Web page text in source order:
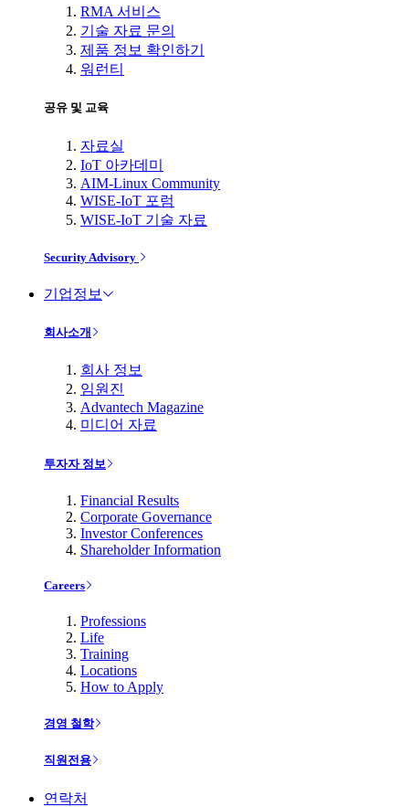
RMA 서비스
기술 자료 문의
제품 정보 확인하기
워런티
공유 및 교육
자료실
IoT 아카데미
AIM-Linux Community
WISE-IoT 포럼
WISE-IoT 기술 자료
Security Advisory
기업정보
회사소개
회사 정보
임원진
Advantech Magazine
미디어 자료
투자자 정보
Financial Results
Corporate Governance
Investor Conferences
Shareholder Information
Careers
Professions
Life
Training
Locations
How to Apply
경영 철학
직원전용
연락처